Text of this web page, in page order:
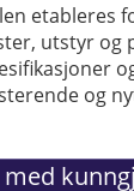
etableres
utstyr og
og